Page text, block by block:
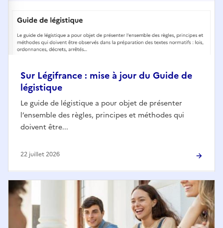
Sur Légifrance : mise à jour du Guide de
légistique
Le guide de légistique a pour objet de présenter
l’ensemble des règles, principes et méthodes qui
doivent être...
22 juillet 2026